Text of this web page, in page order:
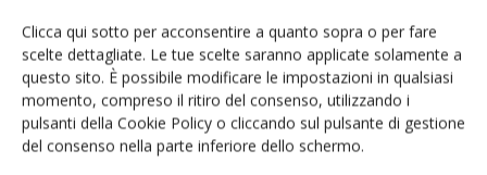
Clicca qui sotto per acconsentire a quanto sopra o per fare
scelte dettagliate. Le tue scelte saranno applicate solamente a
questo sito. È possibile modificare le impostazioni in qualsiasi
momento, compreso il ritiro del consenso, utilizzando i
pulsanti della Cookie Policy o cliccando sul pulsante di gestione
del consenso nella parte inferiore dello schermo.